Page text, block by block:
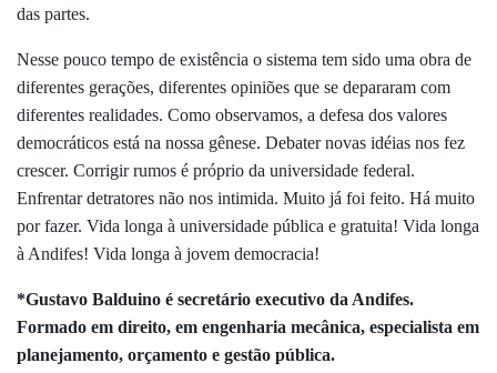
das partes.
Nesse pouco tempo de existência o sistema tem sido uma obra de
diferentes gerações, diferentes opiniões que se depararam com
diferentes realidades. Como observamos, a defesa dos valores
democráticos está na nossa gênese. Debater novas idéias nos fez
crescer. Corrigir rumos é próprio da universidade federal.
Enfrentar detratores não nos intimida. Muito já foi feito. Há muito
por fazer. Vida longa à universidade pública e gratuita! Vida longa
à Andifes! Vida longa à jovem democracia!
*Gustavo Balduino é secretário executivo da Andifes.
Formado em direito, em engenharia mecânica, especialista em
planejamento, orçamento e gestão pública.